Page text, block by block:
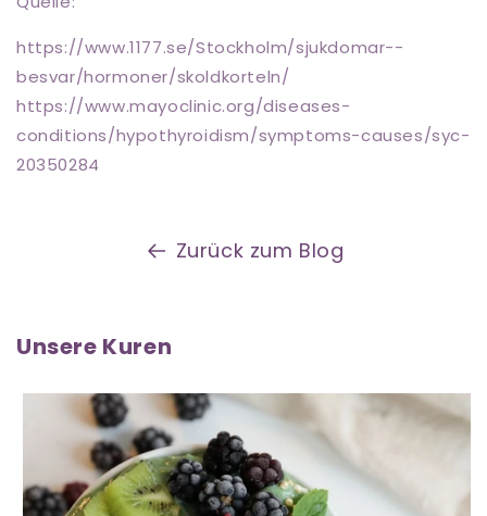
https://www.1177.se/Stockholm/sjukdomar--
besvar/hormoner/skoldkorteln/
https://www.mayoclinic.org/diseases-
conditions/hypothyroidism/symptoms-causes/syc-
20350284
Zurück zum Blog
Unsere Kuren